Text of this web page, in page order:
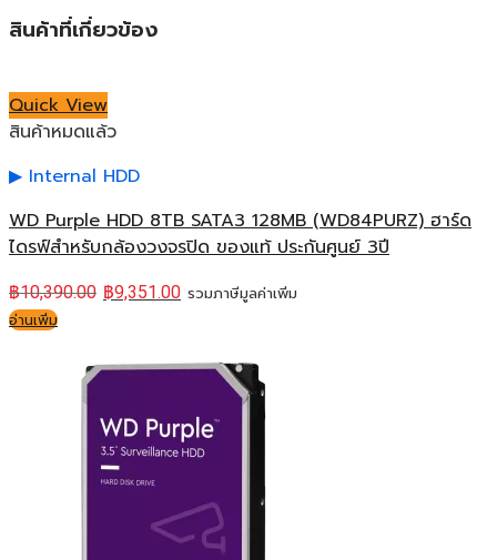
สินค้าที่เกี่ยวข้อง
Quick View
สินค้าหมดแล้ว
Internal HDD
WD Purple HDD 8TB SATA3 128MB (WD84PURZ) ฮาร์ด
ไดรฟ์สำหรับกล้องวงจรปิด ของแท้ ประกันศูนย์ 3ปี
฿10,390.00 ฿9,351.00 รวมภาษีมูลค่าเพิ่ม
อ่านเพิ่ม